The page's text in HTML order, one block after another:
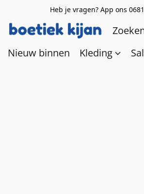
Heb je vragen? App ons
Nieuw binnen Kleding